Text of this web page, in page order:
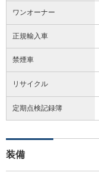
ワンオーナー
正規輸入車
禁煙車
リサイクル
定期点検記録簿
装備